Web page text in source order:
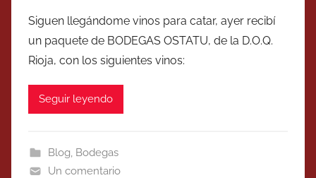
Siguen llegándome vinos para catar, ayer recibí
un paquete de BODEGAS OSTATU, de la D.O.Q.
Rioja, con los siguientes vinos:
Seguir leyendo
Blog, Bodegas
Un comentario